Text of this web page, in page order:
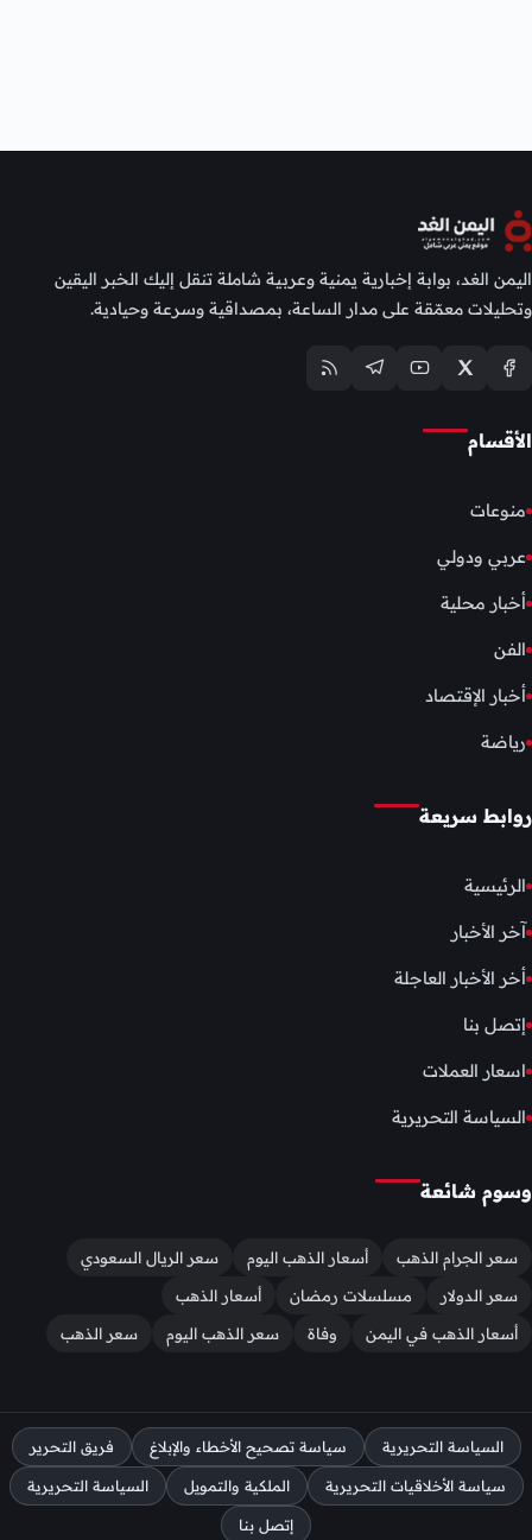
اليمن الغد، بوابة إخبارية يمنية وعربية شاملة تنقل إليك الخبر اليقين
وتحليلات معمّقة على مدار الساعة، بمصداقية وسرعة وحيادية.
الأقسام
منوعات
عربي ودولي
أخبار محلية
الفن
أخبار الإقتصاد
رياضة
روابط سريعة
الرئيسية
آخر الأخبار
أخر الأخبار العاجلة
إتصل بنا
اسعار العملات
السياسة التحريرية
وسوم شائعة
سعر الجرام الذهب أسعار الذهب اليوم
سعر الريال السعودي
سعر الدولار
مسلسلات رمضان
أسعار الذهب
أسعار الذهب في اليمن
وفاة سعر الذهب اليوم سعر الذهب
السياسة التحريرية سياسة تصحيح الأخطاء والإبلاغ فريق التحرير
سياسة الأخلاقيات التحريرية الملكية والتمويل السياسة التحريرية
إتصل بنا